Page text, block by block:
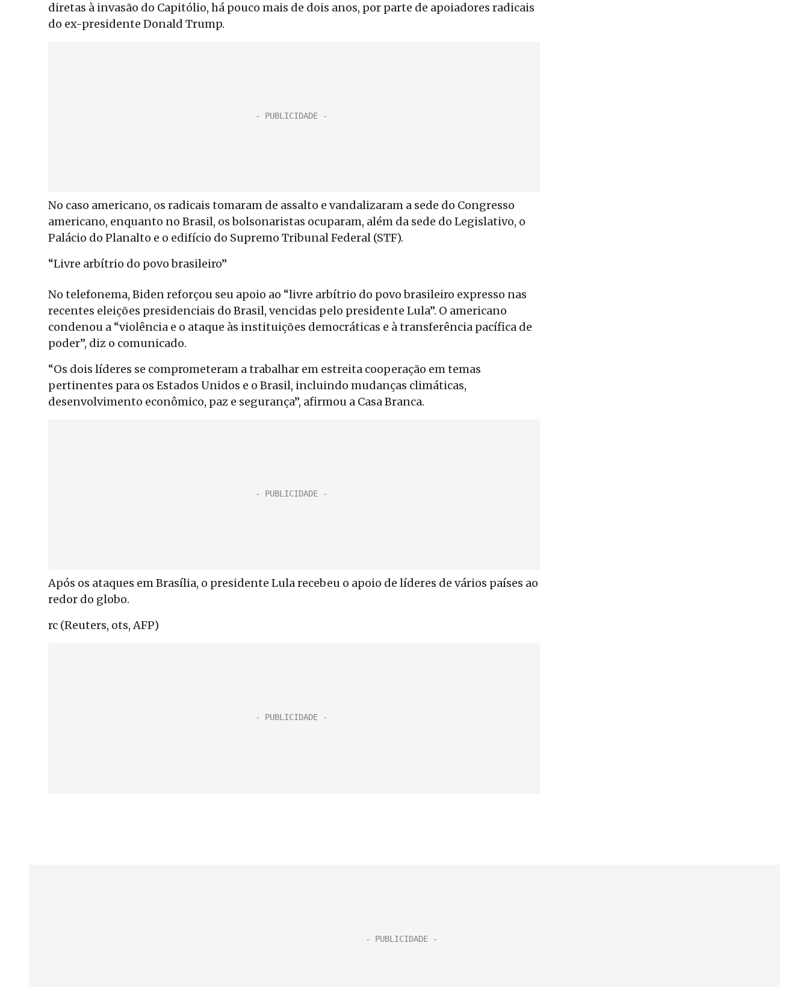
diretas à invasão do Capitólio, há pouco mais de dois anos, por parte de apoiadores radicais
do ex-presidente Donald Trump.
No caso americano, os radicais tomaram de assalto e vandalizaram a sede do Congresso
americano, enquanto no Brasil, os bolsonaristas ocuparam, além da sede do Legislativo, o
Palácio do Planalto e o edifício do Supremo Tribunal Federal (STF).
“Livre arbítrio do povo brasileiro”
No telefonema, Biden reforçou seu apoio ao “livre arbítrio do povo brasileiro expresso nas
recentes eleições presidenciais do Brasil, vencidas pelo presidente Lula”. O americano
condenou a “violência e o ataque às instituições democráticas e à transferência pacífica de
poder”, diz o comunicado.
“Os dois líderes se comprometeram a trabalhar em estreita cooperação em temas
pertinentes para os Estados Unidos e o Brasil, incluindo mudanças climáticas,
desenvolvimento econômico, paz e segurança”, afirmou a Casa Branca.
Após os ataques em Brasília, o presidente Lula recebeu o apoio de líderes de vários países ao
redor do globo.
rc (Reuters, ots, AFP)